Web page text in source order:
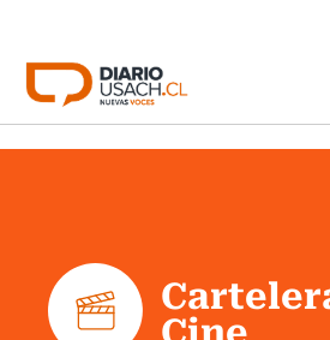
Click acá para ir directamente al
Cultura